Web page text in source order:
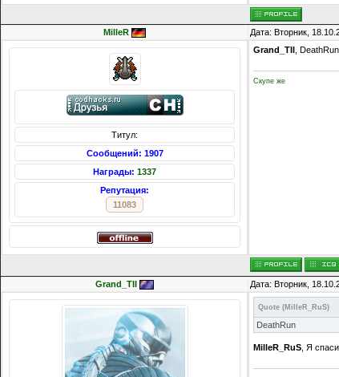
MilleR Дата: Вторник,
Титул:
Сообщений: 1907
Награды: 1337
Репутация:
11083
Grand_TII , DeathRun
Скупе же
Grand_TII Дата: Вторник,
Quote (MilleR_RuS)
DeathRun
MilleR_RuS , Я